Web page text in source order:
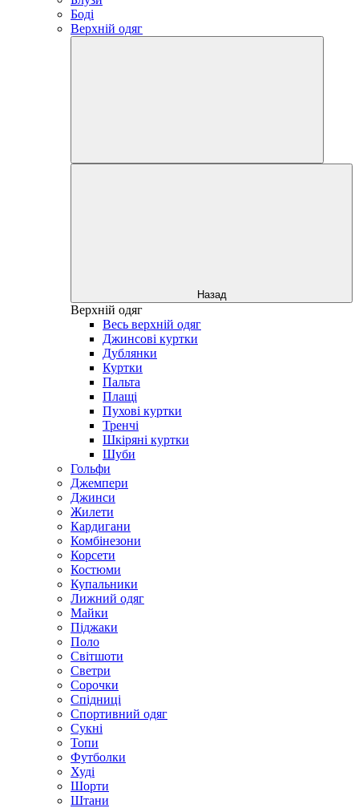
Боді
Верхній одяг
Назад
Верхній одяг
Весь верхній одяг
Джинсові куртки
Дублянки
Куртки
Пальта
Плащі
Пухові куртки
Тренчі
Шкіряні куртки
Шуби
Гольфи
Джемпери
Джинси
Жилети
Кардигани
Комбінезони
Корсети
Костюми
Купальники
Лижний одяг
Майки
Піджаки
Поло
Світшоти
Светри
Сорочки
Спідниці
Спортивний одяг
Сукні
Топи
Футболки
Худі
Шорти
Штани